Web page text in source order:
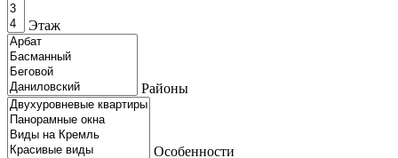
Этаж
Районы
Особенности